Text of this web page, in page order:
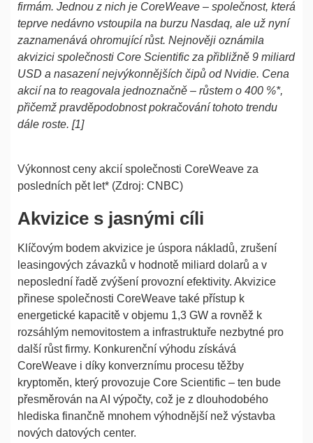
firmám. Jednou z nich je CoreWeave – společnost, která
teprve nedávno vstoupila na burzu Nasdaq, ale už nyní
zaznamenává ohromující růst. Nejnověji oznámila
akvizici společnosti Core Scientific za přibližně 9 miliard
USD a nasazení nejvýkonnějších čipů od Nvidie. Cena
akcií na to reagovala jednoznačně – růstem o 400 %*,
přičemž pravděpodobnost pokračování tohoto trendu
dále roste. [1]
Výkonnost ceny akcií společnosti CoreWeave za
posledních pět let* (Zdroj: CNBC)
Akvizice s jasnými cíli
Klíčovým bodem akvizice je úspora nákladů, zrušení
leasingových závazků v hodnotě miliard dolarů a v
neposlední řadě zvýšení provozní efektivity. Akvizice
přinese společnosti CoreWeave také přístup k
energetické kapacitě v objemu 1,3 GW a rovněž k
rozsáhlým nemovitostem a infrastruktuře nezbytné pro
další růst firmy. Konkurenční výhodu získává
CoreWeave i díky konverznímu procesu těžby
kryptoměn, který provozuje Core Scientific – ten bude
přesměrován na AI výpočty, což je z dlouhodobého
hlediska finančně mnohem výhodnější než výstavba
nových datových center.